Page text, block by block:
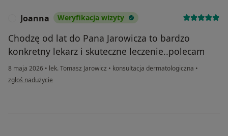
Joanna Weryfikacja wizyty
Chodzę od lat do Pana Jarowicza to bardzo
konkretny lekarz i skuteczne leczenie..polecam
8 maja 2026 • lek. Tomasz Jarowicz • konsultacja dermatologiczna •
w opinii użytkownika Joanna
zgłoś nadużycie